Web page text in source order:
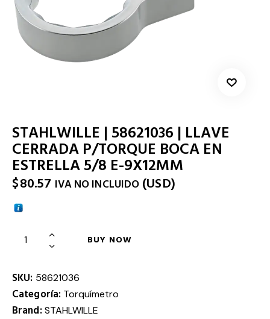
STAHLWILLE | 58621036 | LLAVE
CERRADA P/TORQUE BOCA EN
ESTRELLA 5/8 E-9X12MM
$80.57 IVA NO INCLUIDO (USD)
BUY NOW
SKU: 58621036
Categoría: Torquímetro
Brand: STAHLWILLE